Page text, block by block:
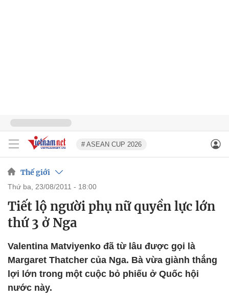
# ASEAN CUP 2026
Thế giới
thứ ba, 23/08/2011 - 18:00
Tiết lộ người phụ nữ quyền lực lớn
thứ 3 ở Nga
Valentina Matviyenko đã từ lâu được gọi là
Margaret Thatcher của Nga. Bà vừa giành thắng
lợi lớn trong một cuộc bỏ phiếu ở Quốc hội
nước này.